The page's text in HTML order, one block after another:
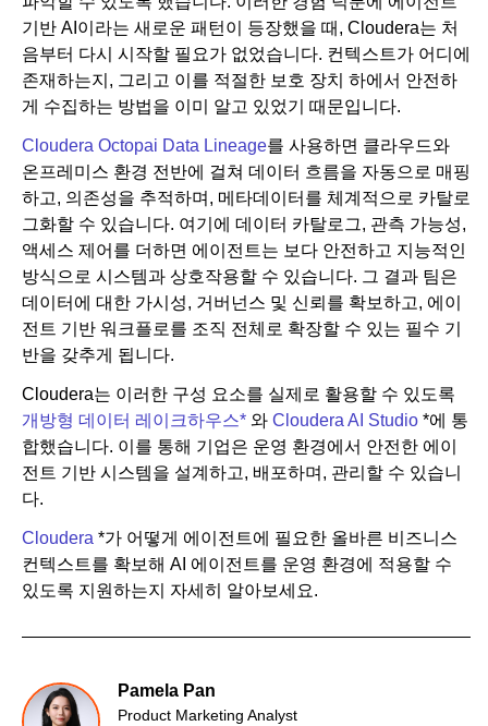
기반 AI이라는 새로운 패턴이 등장했을 때, Cloudera는 처
음부터 다시 시작할 필요가 없었습니다. 컨텍스트가 어디에
존재하는지, 그리고 이를 적절한 보호 장치 하에서 안전하
게 수집하는 방법을 이미 알고 있었기 때문입니다.
Cloudera Octopai Data Lineage를 사용하면 클라우드와
온프레미스 환경 전반에 걸쳐 데이터 흐름을 자동으로 매핑
하고, 의존성을 추적하며, 메타데이터를 체계적으로 카탈로
그화할 수 있습니다. 여기에 데이터 카탈로그, 관측 가능성,
액세스 제어를 더하면 에이전트는 보다 안전하고 지능적인
방식으로 시스템과 상호작용할 수 있습니다. 그 결과 팀은
데이터에 대한 가시성, 거버넌스 및 신뢰를 확보하고, 에이
전트 기반 워크플로를 조직 전체로 확장할 수 있는 필수 기
반을 갖추게 됩니다.
Cloudera는 이러한 구성 요소를 실제로 활용할 수 있도록
개방형 데이터 레이크하우스* 와 Cloudera AI Studio *에 통
합했습니다. 이를 통해 기업은 운영 환경에서 안전한 에이
전트 기반 시스템을 설계하고, 배포하며, 관리할 수 있습니
다.
Cloudera *가 어떻게 에이전트에 필요한 올바른 비즈니스
컨텍스트를 확보해 AI 에이전트를 운영 환경에 적용할 수
있도록 지원하는지 자세히 알아보세요.
Pamela Pan
Product Marketing Analyst